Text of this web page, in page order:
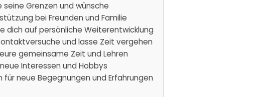
seine Grenzen und wünsche
bei Freunden und Familie
dich auf persönliche Weiterentwicklung
und lasse Zeit vergehen
gemeinsame Zeit und Lehren
Interessen und Hobbys
für neue Begegnungen und Erfahrungen